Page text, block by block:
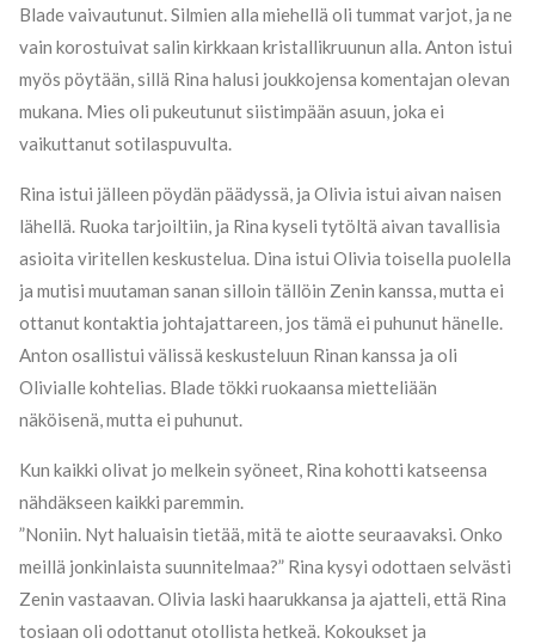
Blade vaivautunut. Silmien alla miehellä oli tummat varjot, ja ne
vain korostuivat salin kirkkaan kristallikruunun alla. Anton istui
myös pöytään, sillä Rina halusi joukkojensa komentajan olevan
mukana. Mies oli pukeutunut siistimpään asuun, joka ei
vaikuttanut sotilaspuvulta.
Rina istui jälleen pöydän päädyssä, ja Olivia istui aivan naisen
lähellä. Ruoka tarjoiltiin, ja Rina kyseli tytöltä aivan tavallisia
asioita viritellen keskustelua. Dina istui Olivia toisella puolella
ja mutisi muutaman sanan silloin tällöin Zenin kanssa, mutta ei
ottanut kontaktia johtajattareen, jos tämä ei puhunut hänelle.
Anton osallistui välissä keskusteluun Rinan kanssa ja oli
Olivialle kohtelias. Blade tökki ruokaansa mietteliään
näköisenä, mutta ei puhunut.
Kun kaikki olivat jo melkein syöneet, Rina kohotti katseensa
nähdäkseen kaikki paremmin.
”Noniin. Nyt haluaisin tietää, mitä te aiotte seuraavaksi. Onko
meillä jonkinlaista suunnitelmaa?” Rina kysyi odottaen selvästi
Zenin vastaavan. Olivia laski haarukkansa ja ajatteli, että Rina
tosiaan oli odottanut otollista hetkeä. Kokoukset ja